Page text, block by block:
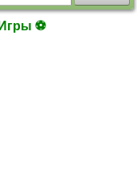
Игры ⚽